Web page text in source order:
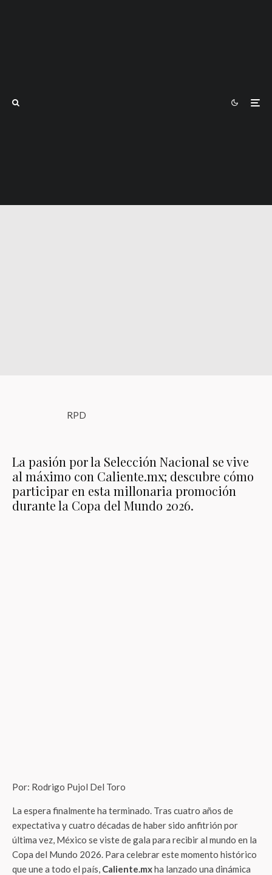
RPD
La pasión por la Selección Nacional se vive
al máximo con Caliente.mx; descubre cómo
participar en esta millonaria promoción
durante la Copa del Mundo 2026.
Por: Rodrigo Pujol Del Toro
La espera finalmente ha terminado. Tras cuatro años de
expectativa y cuatro décadas de haber sido anfitrión por
última vez, México se viste de gala para recibir al mundo en la
Copa del Mundo 2026. Para celebrar este momento histórico
que une a todo el país, Caliente.mxha lanzado una dinámica